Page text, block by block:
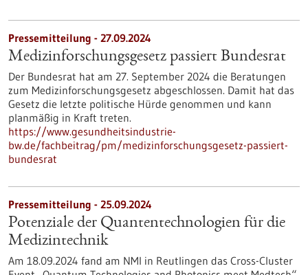
Pressemitteilung - 27.09.2024
Medizinforschungsgesetz passiert Bundesrat
Der Bundesrat hat am 27. September 2024 die Beratungen
zum Medizinforschungsgesetz abgeschlossen. Damit hat das
Gesetz die letzte politische Hürde genommen und kann
planmäßig in Kraft treten.
https://www.gesundheitsindustrie-
bw.de/fachbeitrag/pm/medizinforschungsgesetz-passiert-
bundesrat
Pressemitteilung - 25.09.2024
Potenziale der Quantentechnologien für die
Medizintechnik
Am 18.09.2024 fand am NMI in Reutlingen das Cross-Cluster